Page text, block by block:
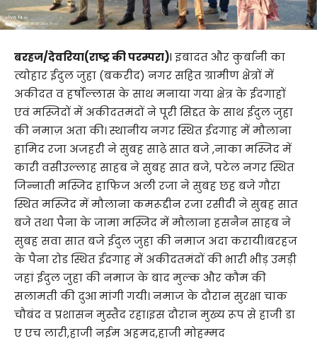
बरहज/देवरिया(राष्ट्र की परम्परा)l इबादत और कुर्बानी का
त्योहार ईदुल जुहा (बकरीद) नगर सहित ग्रामीण क्षेत्रों में
अकीदत व हर्षोल्लास के साथ मनाया गया क्षेत्र के ईदगाहों
एवं मस्जिदों में अकीदतमंदों ने पूरी सिद्दत के साथ ईदुल जुहा
की नमाज़ अता की। स्थानीय नगर स्थित ईदगाह में मौलाना
हामिद रजा अजहरी ने सुबह साढ़े सात बजे ,नाका मस्जिद में
कारी वसीउल्लाह साहब ने सुबह सात बजे, पटेल नगर स्थित
जिन्नाती मस्जिद हाफिज अली रजा ने सुबह छह बजे गौरा
स्थित मस्जिद में मौलाना कमरूद्दीन रजा रसीदी ने सुबह सात
बजे तथा पैना के जामा मस्जिद में मौलाना हसनैन साहब ने
सुबह सवा सात बजे ईदुल जुहा की नमाज अदा करायी।बरहज
के पैना रोड स्थित ईदगाह में अकीदतमंदों की भारी भीड़ उमड़ी
जहां ईदुल जुहा की नमाज के बाद मुल्क और कौम की
सलामती की दुआ मांगी गयी। नमाज के दौरान सुरक्षा चाक
चौबंद व प्रशासन मुस्तैद रहा।इस दौरान मुख्य रूप से हाजी डा
ए एच लारी,हाजी नईम अहमद,हाजी मोहम्मद